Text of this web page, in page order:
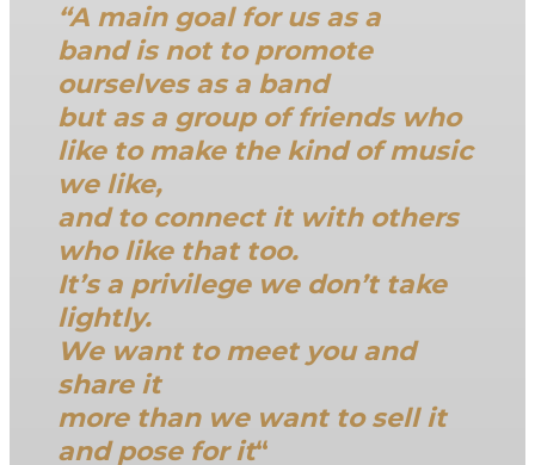
“A main goal for us as a
band is not to promote
ourselves as a band
but as a group of friends who
like to make the kind of music
we like,
and to connect it with others
who like that too.
It’s a privilege we don’t take
lightly.
We want to meet you and
share it
more than we want to sell it
and pose for it“